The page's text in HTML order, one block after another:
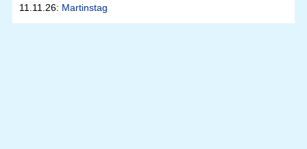
11.11.26: Martinstag